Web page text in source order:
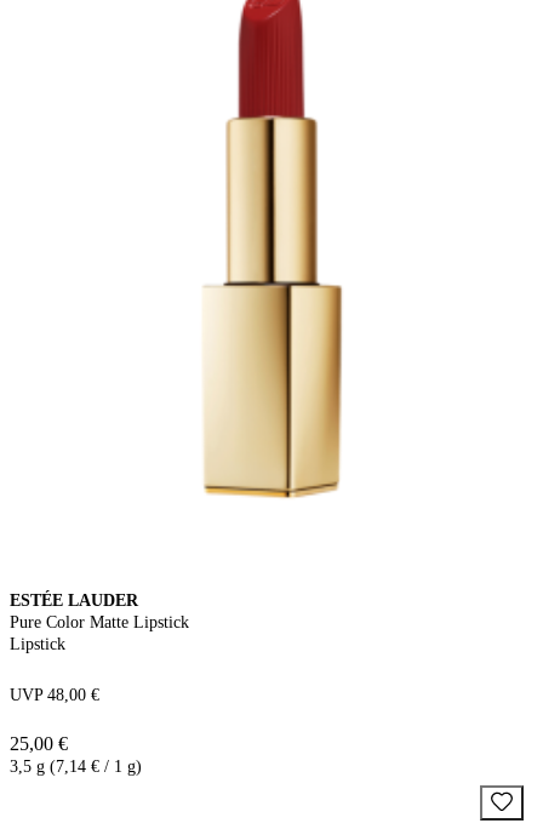
ESTÉE LAUDER
Pure Color Matte Lipstick
Lipstick
UVP 48,00 €
25,00 €
3,5 g (7,14 € / 1 g)